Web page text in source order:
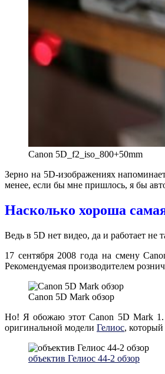
Canon 5D_f2_iso_800+50mm
Зерно на 5D-изображениях
менее, если бы мне пришлось, я бы
Насколько хороша
Ведь в 5D нет видео, да и работает не
17 сентября 2008 года на смену
Рекомендуемая производителем
Canon 5D Mark обзор
Но! Я обожаю этот Canon 5D Mark 1.
оригинальной модели Гелиос, который
объектив Гелиос 44-2 обзор